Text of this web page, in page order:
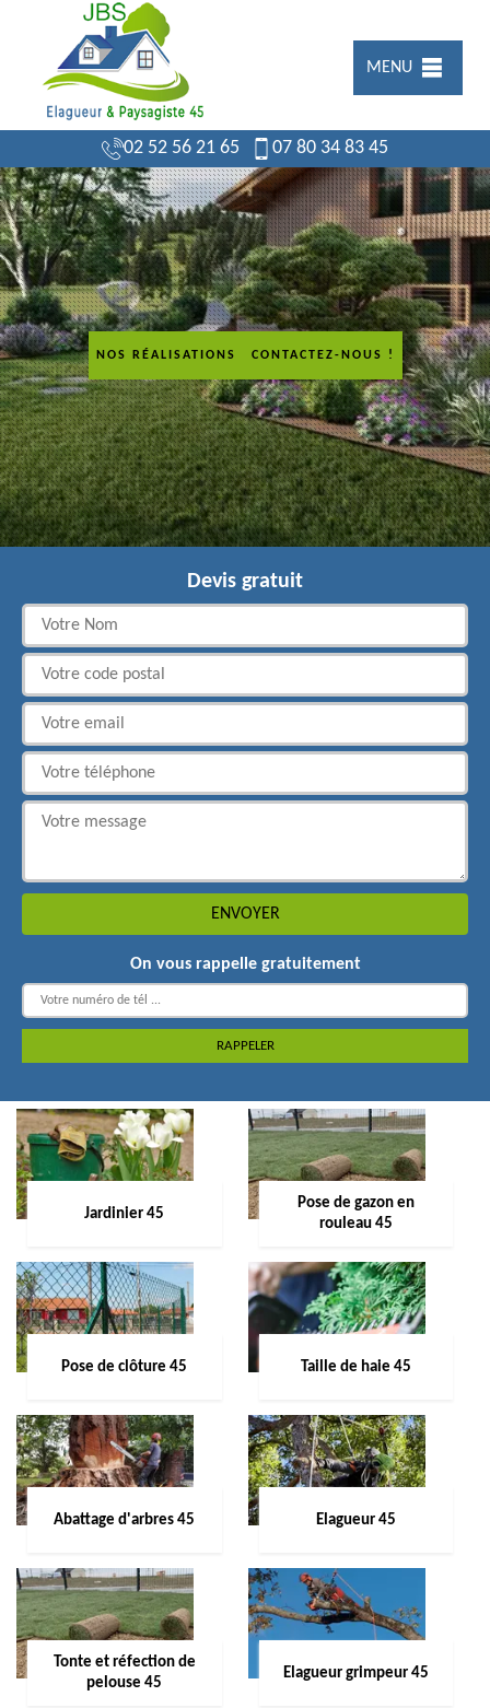
MENU
02 52 56 21 65 07 80 34 83 45
NOS RÉALISATIONS CONTACTEZ-NOUS !
Devis gratuit
On vous rappelle gratuitement
Jardinier 45
Pose de gazon en
rouleau 45
Pose de clôture 45 Taille de haie 45
Abattage d'arbres 45 Elagueur 45
Tonte et réfection de
pelouse 45
Elagueur grimpeur 45